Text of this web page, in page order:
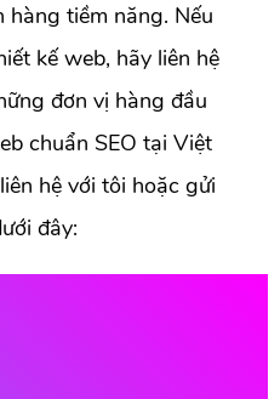
hàng tiềm năng. Nếu
kế web, hãy liên hệ
đơn vị hàng đầu
chuẩn SEO tại Việt
hệ với tôi hoặc gửi
đây: